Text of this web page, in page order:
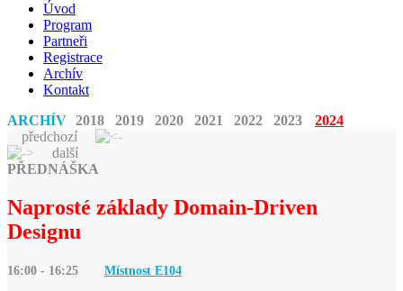
Úvod
Program
Partneři
Registrace
Archív
Kontakt
ARCHÍV 2018 2019 2020 2021 2022 2023
2024
předchozí
další
PŘEDNÁŠKA
Naprosté základy Domain-Driven
Designu
16:00 - 16:25 Místnost E104